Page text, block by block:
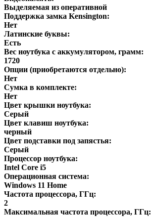
Выделяемая из оперативной
Поддержка замка Kensington:
Нет
Латинские буквы:
Есть
Вес ноутбука с аккумулятором, грамм:
1720
Опции (приобретаются отдельно):
Нет
Сумка в комплекте:
Нет
Цвет крышки ноутбука:
Серый
Цвет клавиш ноутбука:
черный
Цвет подставки под запястья:
Серый
Процессор ноутбука:
Intel Core i5
Операционная система:
Windows 11 Home
Частота процессора, ГГц:
2
Максимальная частота процессора, ГГц: